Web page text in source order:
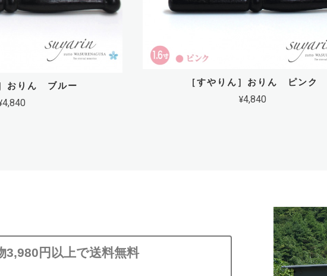
おりん ブルー
¥4,840
［すやりん］おりん ピンク
¥4,840
3,980円以上で送料無料